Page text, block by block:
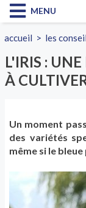
MENU
accueil > les
L'IRIS :
À
Un moment
des variétés
même si le